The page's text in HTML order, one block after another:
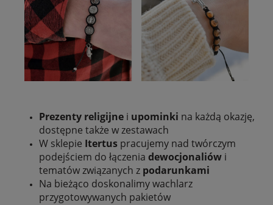
Prezenty religijne i upominki na każdą okazję,
dostępne także w zestawach
W sklepie Itertus pracujemy nad twórczym
podejściem do łączenia dewocjonaliów i
tematów związanych z podarunkami
Na bieżąco doskonalimy wachlarz
przygotowywanych pakietów